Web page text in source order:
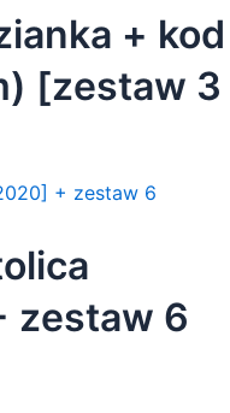
+ kod
[zestaw 3
zestaw 6